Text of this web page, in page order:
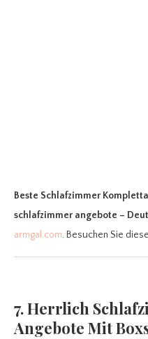
Beste Schlafzimmer
schlafzimmer angebote –
armgal.com. Besuchen Sie
7. Herrlich
Angebote Mit